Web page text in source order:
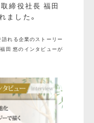
締役社長 福田
ました。
れる企業のストーリー
田 悠のインタビューが